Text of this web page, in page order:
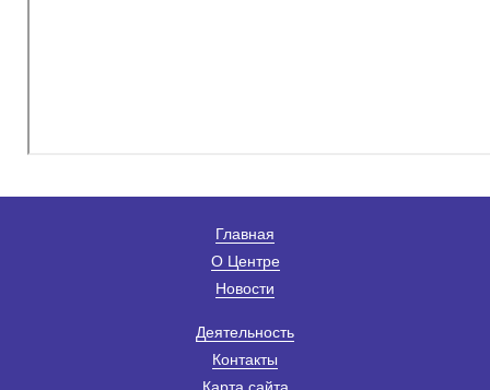
Главная
О Центре
Новости
Деятельность
Контакты
Карта сайта